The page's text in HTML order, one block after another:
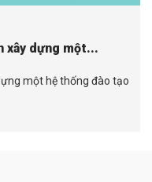
xây dựng một...
một hệ thống đào tạo